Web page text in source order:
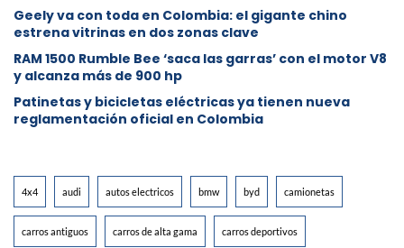
Geely va con toda en Colombia: el gigante chino
estrena vitrinas en dos zonas clave
RAM 1500 Rumble Bee ‘saca las garras’ con el motor V8
y alcanza más de 900 hp
Patinetas y bicicletas eléctricas ya tienen nueva
reglamentación oficial en Colombia
4x4 audi autos electricos bmw byd camionetas
carros antiguos carros de alta gama carros deportivos